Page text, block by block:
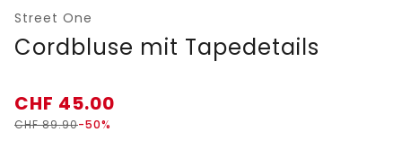
Street One
Cordbluse mit Tapedetails
CHF 45.00
CHF89.90-50%